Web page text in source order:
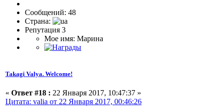
Сообщений: 48
Страна:
Репутация 3
Мое имя: Марина
Takagi Valya. Welcome!
« Ответ #18 : 22 Января 2017, 10:47:37 »
Цитата: valia от 22 Января 2017, 00:46:26